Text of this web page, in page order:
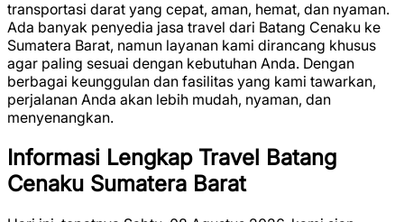
transportasi darat yang cepat, aman, hemat, dan nyaman.
Ada banyak penyedia jasa travel dari Batang Cenaku ke
Sumatera Barat, namun layanan kami dirancang khusus
agar paling sesuai dengan kebutuhan Anda. Dengan
berbagai keunggulan dan fasilitas yang kami tawarkan,
perjalanan Anda akan lebih mudah, nyaman, dan
menyenangkan.
Informasi Lengkap Travel Batang
Cenaku Sumatera Barat